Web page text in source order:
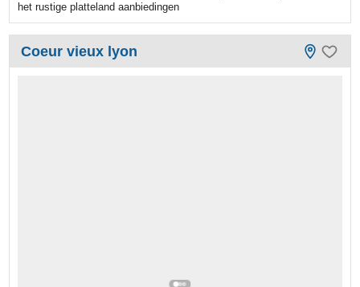
het rustige platteland aanbiedingen
Coeur vieux lyon